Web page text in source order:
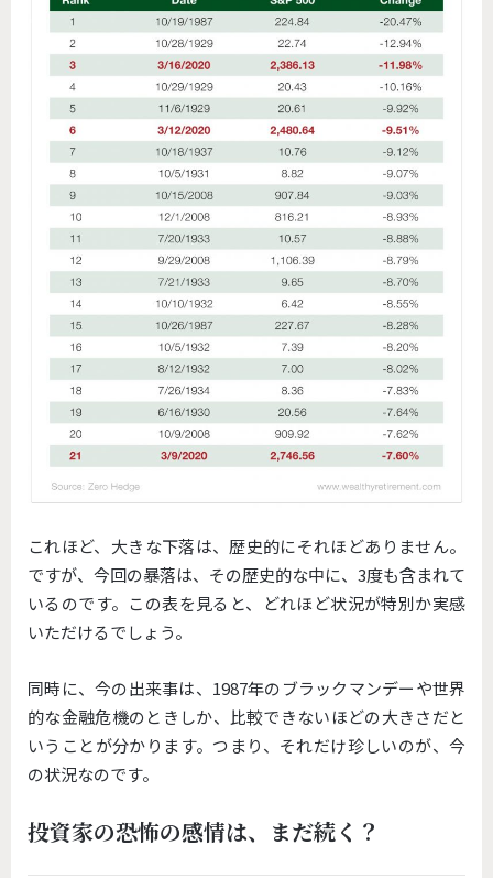
これほど、大きな下落は、歴史的にそれほどありません。
ですが、今回の暴落は、その歴史的な中に、3度も含まれて
いるのです。この表を見ると、どれほど状況が特別か実感
いただけるでしょう。
同時に、今の出来事は、1987年のブラックマンデーや世界
的な金融危機のときしか、比較できないほどの大きさだと
いうことが分かります。つまり、それだけ珍しいのが、今
の状況なのです。
投資家の恐怖の感情は、まだ続く？